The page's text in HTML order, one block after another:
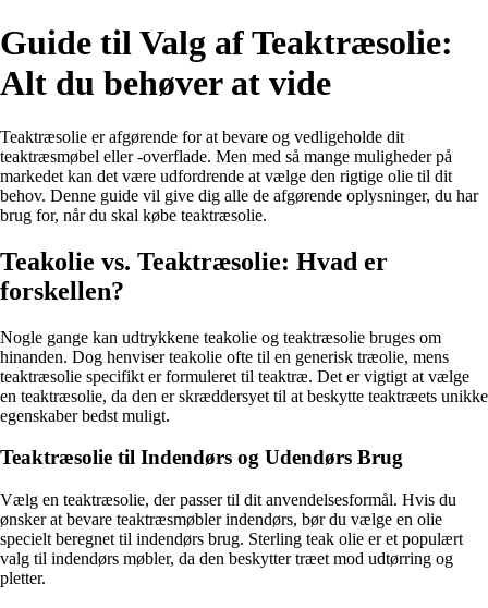
Guide til Valg af Teaktræsolie:
Alt du behøver at vide
Teaktræsolie er afgørende for at bevare og vedligeholde dit
teaktræsmøbel eller -overflade. Men med så mange muligheder på
markedet kan det være udfordrende at vælge den rigtige olie til dit
behov. Denne guide vil give dig alle de afgørende oplysninger, du har
brug for, når du skal købe teaktræsolie.
Teakolie vs. Teaktræsolie: Hvad er
forskellen?
Nogle gange kan udtrykkene teakolie og teaktræsolie bruges om
hinanden. Dog henviser teakolie ofte til en generisk træolie, mens
teaktræsolie specifikt er formuleret til teaktræ. Det er vigtigt at vælge
en teaktræsolie, da den er skræddersyet til at beskytte teaktræets unikke
egenskaber bedst muligt.
Teaktræsolie til Indendørs og Udendørs Brug
Vælg en teaktræsolie, der passer til dit anvendelsesformål. Hvis du
ønsker at bevare teaktræsmøbler indendørs, bør du vælge en olie
specielt beregnet til indendørs brug. Sterling teak olie er et populært
valg til indendørs møbler, da den beskytter træet mod udtørring og
pletter.